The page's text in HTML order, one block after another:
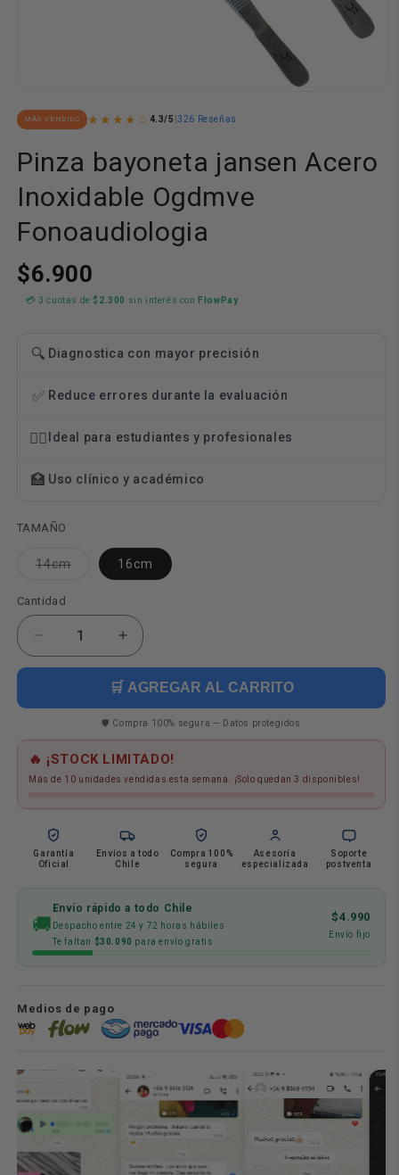
elemento
multimedia
en
una
modal
MÁS VENDIDO ★★★★☆ 4.3/5 |326 Reseñas
Pinza bayoneta jansen Acero
Inoxidable Ogdmve
Fonoaudiologia
$6.900
💳 3 cuotas de $2.300 sin interés con FlowPay
🔍 Diagnostica con mayor precisión
✅ Reduce errores durante la evaluación
👨‍⚕️ Ideal para estudiantes y profesionales
🏥 Uso clínico y académico
TAMAÑO
14cmVariante
agotada
disponible
16cm
Cantidad
Cantidad
Reducir
cantidad
bayoneta
jansen
Acero
Inoxidable
Fonoaudiologia
Aumentar
cantidad
para
bayoneta
jansen
Acero
Inoxidable
Fonoaudiologia
🛒 AGREGAR AL CARRITO
🛡️ Compra 100% segura — Datos protegidos
🔥 ¡STOCK LIMITADO!
Más de 10 unidades vendidas esta semana. ¡Solo quedan 3 disponibles!
Garantía
Oficial
Envíos a todo
Chile
Compra 100%
segura
Asesoría
especializada
Soporte
postventa
🚚
Envío rápido a todo Chile
Despacho entre 24 y 72 horas hábiles
Te faltan $30.090 para envío gratis
$4.990
Envío fijo
Medios de pago